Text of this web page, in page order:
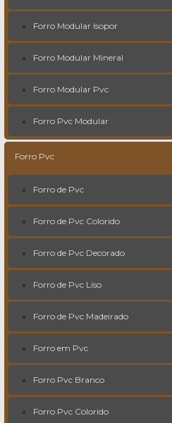
Forro Modular Isopor
Forro Modular Mineral
Forro Modular Pvc
Forro Pvc Modular
Forro Pvc
Forro de Pvc
Forro de Pvc Colorido
Forro de Pvc Decorado
Forro de Pvc Liso
Forro de Pvc Madeirado
Forro em Pvc
Forro Pvc Branco
Forro Pvc Colorido